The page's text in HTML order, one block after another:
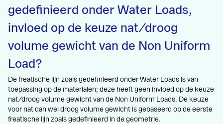
gedefinieerd onder Water Loads,
invloed op de keuze nat/droog
volume gewicht van de Non Uniform
Load?
De freatische lijn zoals gedefinieerd onder Water Loads is van
toepassing op de materialen; deze heeft geen invloed op de keuze
nat/droog volume gewicht van de Non Uniform Loads. De keuze
voor nat dan wel droog volume gewicht is gebaseerd op de eerste
freatische lijn zoals gedefinieerd in de geometrie.